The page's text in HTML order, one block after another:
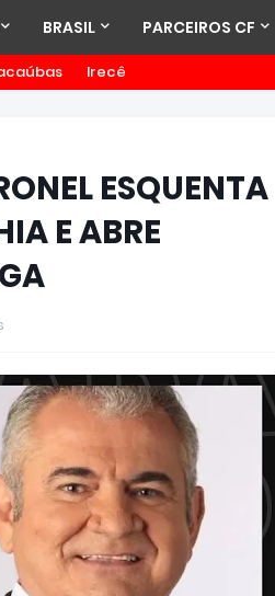
BRASIL PARCEIROS CF
Irecê
ESQUENTA
E ABRE